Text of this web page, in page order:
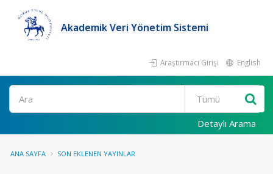
Akademik Veri Yönetim Sistemi
Araştırmacı Girişi English
Ara
Detaylı Arama
ANA SAYFA SON EKLENEN YAYINLAR